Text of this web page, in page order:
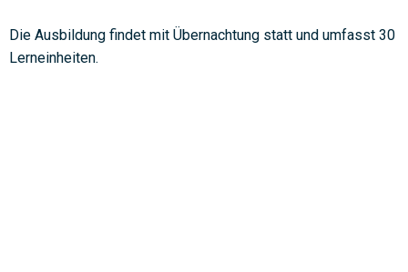
Die Ausbildung findet mit Übernachtung statt und umfasst 30
Lerneinheiten.